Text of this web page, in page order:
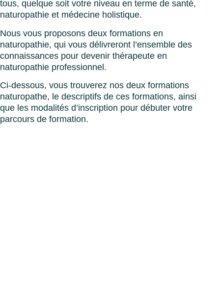
tous, quelque soit votre niveau en terme de santé,
naturopathie et médecine holistique.
Nous vous proposons deux formations en
naturopathie, qui vous délivreront l’ensemble des
connaissances pour devenir thérapeute en
naturopathie professionnel.
Ci-dessous, vous trouverez nos deux formations
naturopathe, le descriptifs de ces formations, ainsi
que les modalités d’inscription pour débuter votre
parcours de formation.